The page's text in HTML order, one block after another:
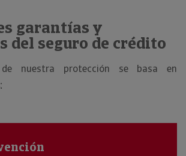
garantías y
del seguro de crédito
nuestra protección se basa en